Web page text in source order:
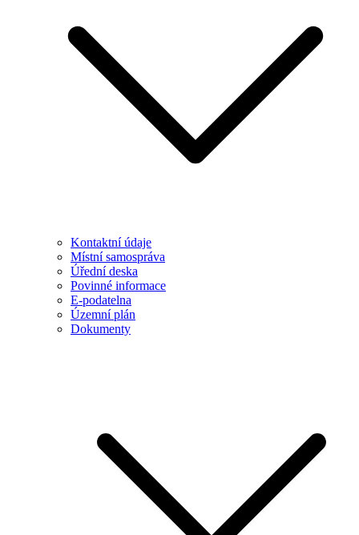
Kontaktní údaje
Místní samospráva
Úřední deska
Povinné informace
E-podatelna
Územní plán
Dokumenty